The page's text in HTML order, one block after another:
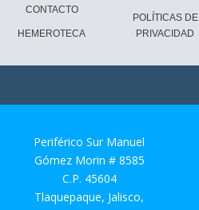
CONTACTO
HEMEROTECA
POLÍTICAS DE
PRIVACIDAD
Periférico Sur Manuel
Gómez Morin # 8585
C.P. 45604
Tlaquepaque, Jalisco,